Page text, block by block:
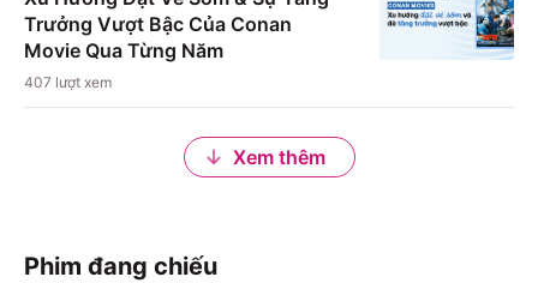
Trưởng Vượt Bậc Của Conan
Movie Qua Từng Năm
407 lượt xem
Xem thêm
Phim đang chiếu